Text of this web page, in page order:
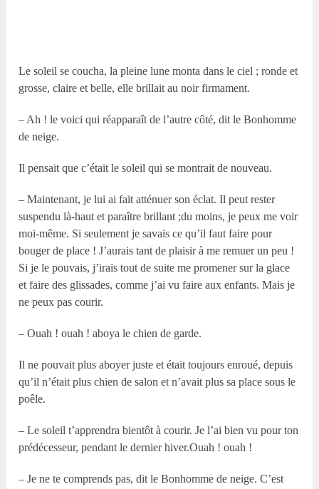
Le soleil se coucha, la pleine lune monta dans le ciel ; ronde et
grosse, claire et belle, elle brillait au noir firmament.
– Ah ! le voici qui réapparaît de l’autre côté, dit le Bonhomme
de neige.
Il pensait que c’était le soleil qui se montrait de nouveau.
– Maintenant, je lui ai fait atténuer son éclat. Il peut rester
suspendu là-haut et paraître brillant ;du moins, je peux me voir
moi-même. Si seulement je savais ce qu’il faut faire pour
bouger de place ! J’aurais tant de plaisir à me remuer un peu !
Si je le pouvais, j’irais tout de suite me promener sur la glace
et faire des glissades, comme j’ai vu faire aux enfants. Mais je
ne peux pas courir.
– Ouah ! ouah ! aboya le chien de garde.
Il ne pouvait plus aboyer juste et était toujours enroué, depuis
qu’il n’était plus chien de salon et n’avait plus sa place sous le
poêle.
– Le soleil t’apprendra bientôt à courir. Je l’ai bien vu pour ton
prédécesseur, pendant le dernier hiver.Ouah ! ouah !
– Je ne te comprends pas, dit le Bonhomme de neige. C’est